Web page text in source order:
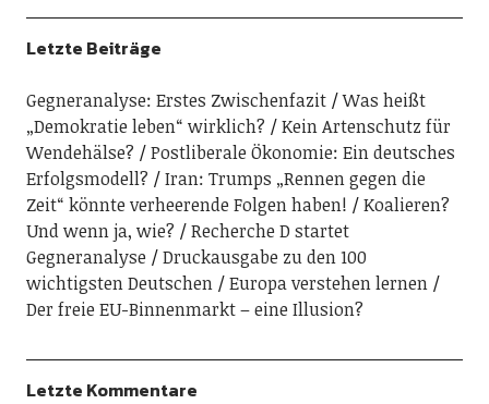
Letzte Beiträge
Gegneranalyse: Erstes Zwischenfazit
Was heißt
„Demokratie leben“ wirklich?
Kein Artenschutz für
Wendehälse?
Postliberale Ökonomie: Ein deutsches
Erfolgsmodell?
Iran: Trumps „Rennen gegen die
Zeit“ könnte verheerende Folgen haben!
Koalieren?
Und wenn ja, wie?
Recherche D startet
Gegneranalyse
Druckausgabe zu den 100
wichtigsten Deutschen
Europa verstehen lernen
Der freie EU-Binnenmarkt – eine Illusion?
Letzte Kommentare